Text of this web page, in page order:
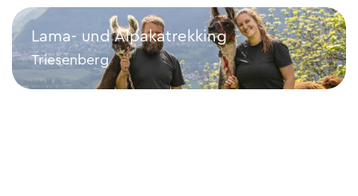
Lama- und Alpakatrekking
Triesenberg
Lama- und Alpakatrekking